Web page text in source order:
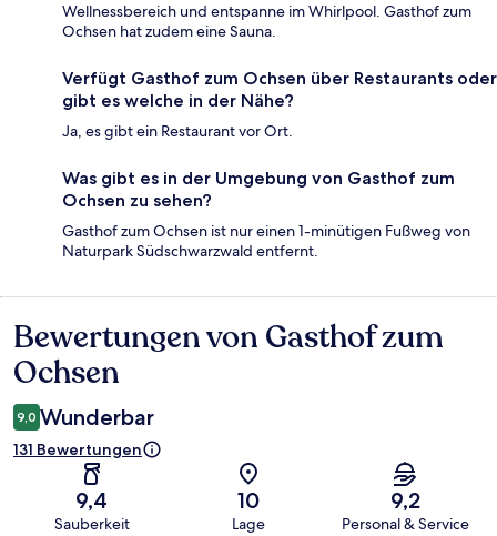
Wellnessbereich und entspanne im Whirlpool. Gasthof zum
Ochsen hat zudem eine Sauna.
Verfügt Gasthof zum Ochsen über Restaurants oder
gibt es welche in der Nähe?
Ja, es gibt ein Restaurant vor Ort.
Was gibt es in der Umgebung von Gasthof zum
Ochsen zu sehen?
Gasthof zum Ochsen ist nur einen 1-minütigen Fußweg von
Naturpark Südschwarzwald entfernt.
Bewertungen
Bewertungen von Gasthof zum
Ochsen
9,0 Wunderbar
131 Bewertungen
9,4
Sauberkeit
10
Lage
9,2
Personal & Service